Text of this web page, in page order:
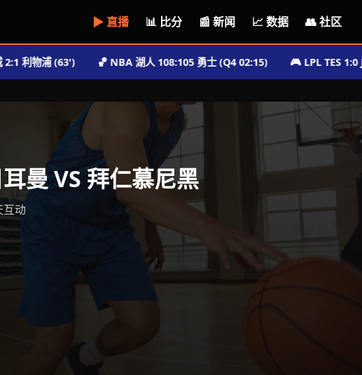
▶ 直播 📊 比分 📰 新闻 📈 数据 👥 社区
浦 (63') 🏀 NBA 湖人 108:105 勇士 (Q4 02:15) 🎮 LPL TES 1:0 JDG
曼 VS 拜仁慕尼黑
互动